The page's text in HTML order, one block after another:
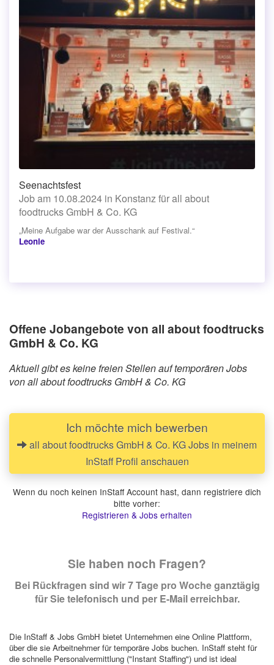
Seenachtsfest
Job am 10.08.2024 in Konstanz für all about
foodtrucks GmbH & Co. KG
„Meine Aufgabe war der Ausschank auf Festival.“
Leonie
Offene Jobangebote von all about foodtrucks
GmbH & Co. KG
Aktuell gibt es keine freien Stellen auf temporären Jobs
von all about foodtrucks GmbH & Co. KG
Ich möchte mich bewerben
all about foodtrucks GmbH & Co. KG Jobs in meinem
InStaff Profil anschauen
Wenn du noch keinen InStaff Account hast, dann registriere dich
bitte vorher:
Registrieren & Jobs erhalten
Sie haben noch Fragen?
Bei Rückfragen sind wir 7 Tage pro Woche ganztägig
für Sie telefonisch und per E-Mail erreichbar.
Die InStaff & Jobs GmbH bietet Unternehmen eine Online Plattform,
über die sie Arbeitnehmer für temporäre Jobs buchen. InStaff steht für
die schnelle Personalvermittlung ("Instant Staffing") und ist ideal